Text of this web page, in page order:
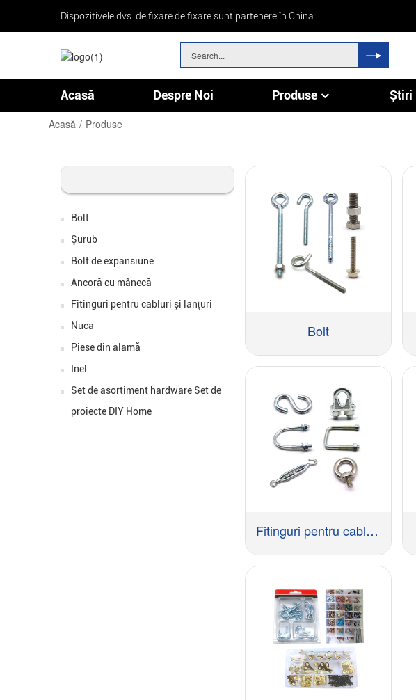
Dispozitivele dvs. de fixare de fixare sunt partenere în China
Acasă Despre Noi Produse Știri
Acasă Produse
Bolt
Şurub
Bolt de expansiune
Ancoră cu mânecă
Fitinguri pentru cabluri și lanțuri
Nuca
Piese din alamă
Inel
Set de asortiment hardware Set de
proiecte DIY Home
Bolt
Fitinguri pentru cabluri și lanțuri